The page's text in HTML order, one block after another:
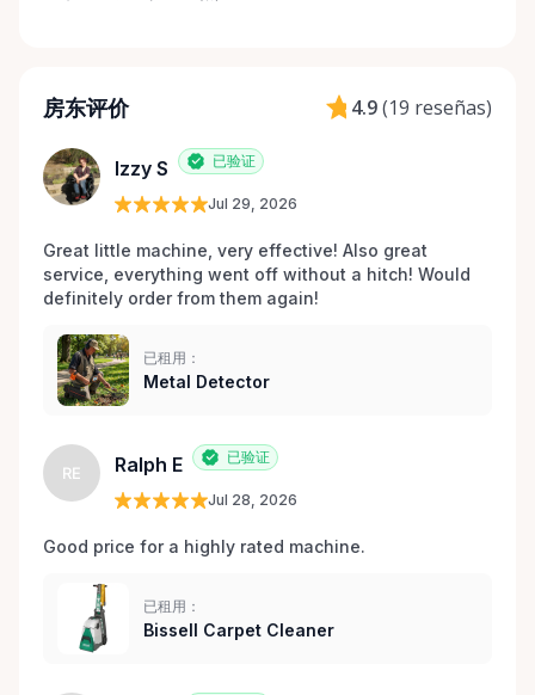
房东评价 4.9(19 reseñas)
Izzy S 已验证
Jul 29, 2026
Great little machine, very effective! Also great
service, everything went off without a hitch! Would
definitely order from them again!
已租用：
Metal Detector
RE Ralph E 已验证
Jul 28, 2026
Good price for a highly rated machine.
已租用：
Bissell Carpet Cleaner